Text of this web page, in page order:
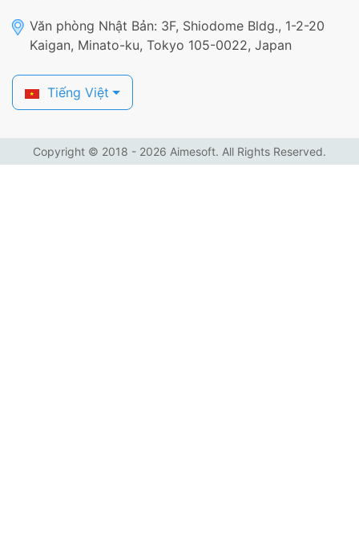
Văn phòng Nhật Bản: 3F, Shiodome Bldg., 1-2-20
Kaigan, Minato-ku, Tokyo 105-0022, Japan
Tiếng Việt
Copyright © 2018 - 2026 Aimesoft. All Rights Reserved.